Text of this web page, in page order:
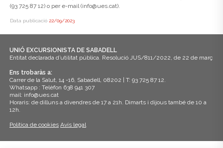
(93 725 87 12) o per e-mail (info@ues.cat).
Data publicació 22/09/2023
UNIÓ EXCURSIONISTA DE SABADELL
Entitat declarada d’utilitat pública. Resolució JUS/811/2022, de 22 de març
Ens trobaràs a:
Carrer de la Salut, 14 -16, Sabadell, 08202 | T: 93 725 87 12.
Whatsapp : Telèfon 638 941 307
mail: info@ues.cat
Horaris: de dilluns a divendres de 17 a 21h. Dimarts i dijous també de 10 a
12h.
Política de cookies Avís legal